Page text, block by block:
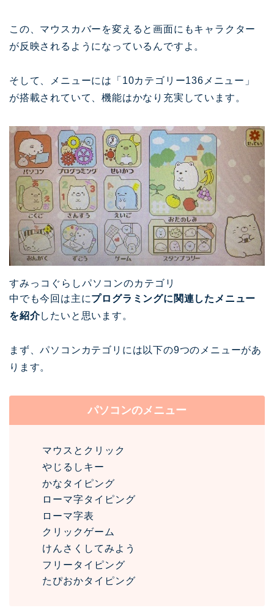
この、マウスカバーを変えると画面にもキャラクター
が反映されるようになっているんですよ。
そして、メニューには「10カテゴリー136メニュー」
が搭載されていて、機能はかなり充実しています。
すみっコぐらしパソコンのカテゴリ
中でも今回は主にプログラミングに関連したメニュー
を紹介したいと思います。
まず、パソコンカテゴリには以下の9つのメニューがあ
ります。
パソコンのメニュー
マウスとクリック
やじるしキー
かなタイピング
ローマ字タイピング
ローマ字表
クリックゲーム
けんさくしてみよう
フリータイピング
たぴおかタイピング